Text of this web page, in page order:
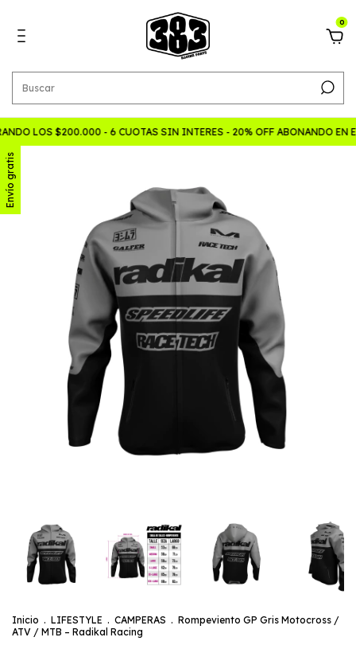
0
LOS $200.000 - 6 CUOTAS SIN INTERES - 20% OFF ABONANDO EN
Envío gratis
Inicio . LIFESTYLE . CAMPERAS . Rompeviento GP Gris Motocross /
ATV / MTB – Radikal Racing